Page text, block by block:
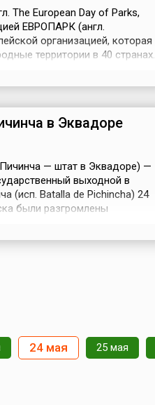
The European Day of Parks,
ЕВРОПАРК (англ.
организацией, которая
территории в 40 странах.
в Эквадоре
— штат в Эквадоре) —
выходной в
(исп. Batalla de Pichincha) 24
были разгромлены
24 мая 25 мая